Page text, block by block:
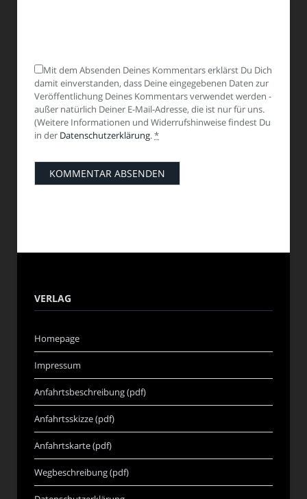
Mit dem Absenden Deines Kommentars erklärst Du Dich
damit einverstanden, dass Deine eingegebenen Daten zur
Veröffentlichung Deines Kommentars verwendet werden -
außer natürlich Deiner E-Mail-Adresse, die ist nur für uns.
(Weitere Informationen und Widerrufshinweise findest Du
in der Datenschutzerklärung.*
VERLAG
Homepage
Impressum
Anfahrtsbeschreibung (pdf)
Anfahrtsskizze (pdf)
Anfahrtskarte (pdf)
Wegbeschreibung (pdf)